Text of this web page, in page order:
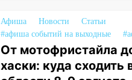
Афиша Новости
Статьи
#афиша событий на выходные
От мотофристайла
хаски: куда сходить